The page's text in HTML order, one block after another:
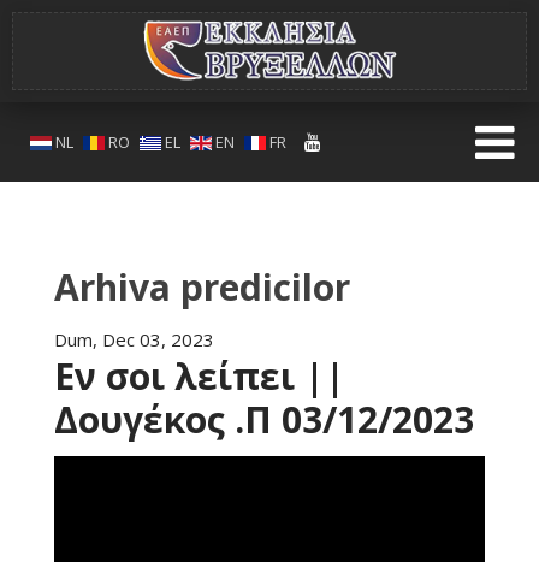
NL RO EL EN FR
Arhiva predicilor
Dum, Dec 03, 2023
Εν σοι λείπει ||
Δουγέκος .Π 03/12/2023